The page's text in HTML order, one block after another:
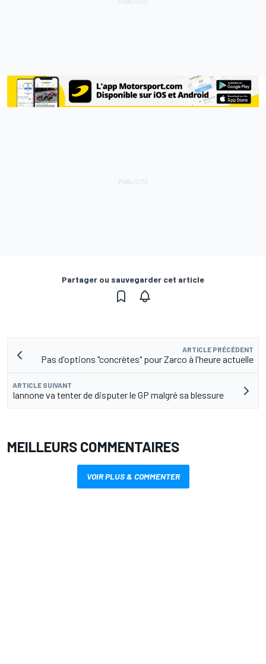
Partager ou sauvegarder cet article
ARTICLE PRÉCÉDENT
Pas d'options "concrètes" pour Zarco à l'heure actuelle
ARTICLE SUIVANT
Iannone va tenter de disputer le GP malgré sa blessure
MEILLEURS COMMENTAIRES
VOIR PLUS & COMMENTER